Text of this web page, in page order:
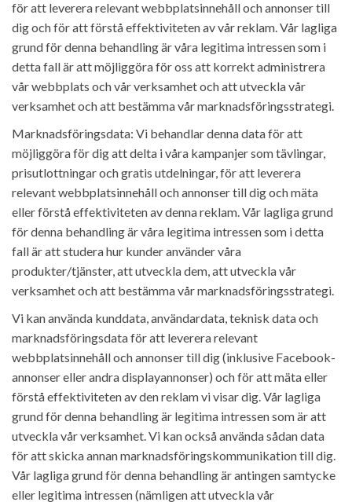
för att leverera relevant webbplatsinnehåll och annonser till
dig och för att förstå effektiviteten av vår reklam. Vår lagliga
grund för denna behandling är våra legitima intressen som i
detta fall är att möjliggöra för oss att korrekt administrera
vår webbplats och vår verksamhet och att utveckla vår
verksamhet och att bestämma vår marknadsföringsstrategi.
Marknadsföringsdata: Vi behandlar denna data för att
möjliggöra för dig att delta i våra kampanjer som tävlingar,
prisutlottningar och gratis utdelningar, för att leverera
relevant webbplatsinnehåll och annonser till dig och mäta
eller förstå effektiviteten av denna reklam. Vår lagliga grund
för denna behandling är våra legitima intressen som i detta
fall är att studera hur kunder använder våra
produkter/tjänster, att utveckla dem, att utveckla vår
verksamhet och att bestämma vår marknadsföringsstrategi.
Vi kan använda kunddata, användardata, teknisk data och
marknadsföringsdata för att leverera relevant
webbplatsinnehåll och annonser till dig (inklusive Facebook-
annonser eller andra displayannonser) och för att mäta eller
förstå effektiviteten av den reklam vi visar dig. Vår lagliga
grund för denna behandling är legitima intressen som är att
utveckla vår verksamhet. Vi kan också använda sådan data
för att skicka annan marknadsföringskommunikation till dig.
Vår lagliga grund för denna behandling är antingen samtycke
eller legitima intressen (nämligen att utveckla vår